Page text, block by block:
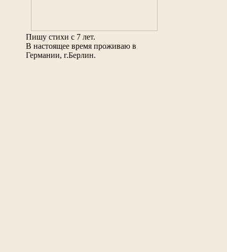
Пишу стихи с 7 лет.
В настоящее время проживаю в
Германии, г.Берлин.